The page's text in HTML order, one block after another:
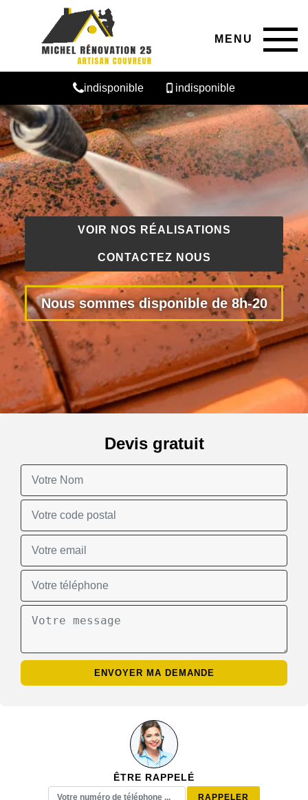
MENU
indisponible indisponible
VOIR NOS RÉALISATIONS
CONTACTEZ NOUS
Nous sommes disponible de 8h-20
Devis gratuit
ÊTRE RAPPELÉ